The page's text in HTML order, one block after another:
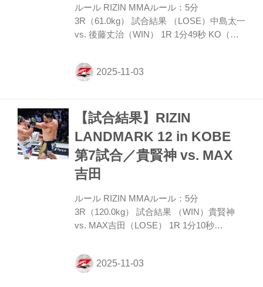
右フックを当て、さら...
ルール RIZIN MMAルール：5分
3R（61.0kg） 試合結果 （LOSE）中島太一
vs. 後藤丈治（WIN） 1R 1分49秒 KO（ス
クスの中島にサウスポーの後藤。中島がタ
ックルで飛び込むが、後藤は切って中島を
ぐ立ち上がるが、後藤は左フックで再びダ
藤は三度（みたび）左フックで今度は中島
を大の字に倒しノックアウトした。 勝利者
コメント 「中島選手、ありがとうございま
した。自分、ずっと長南さんに育ててもら
ってここまで来...
【試合結果】RIZIN
LANDMARK 12 in KOBE
第7試合／貴賢神 vs. MAX
吉田
ルール RIZIN MMAルール：5分
3R（120.0kg） 試合結果 （WIN）貴賢神
vs. MAX吉田（LOSE） 1R 1分10秒
ンチ） 入場 ROUND 1 吉田が右フックで先
制するが、貴賢神は動じずにジャブを返